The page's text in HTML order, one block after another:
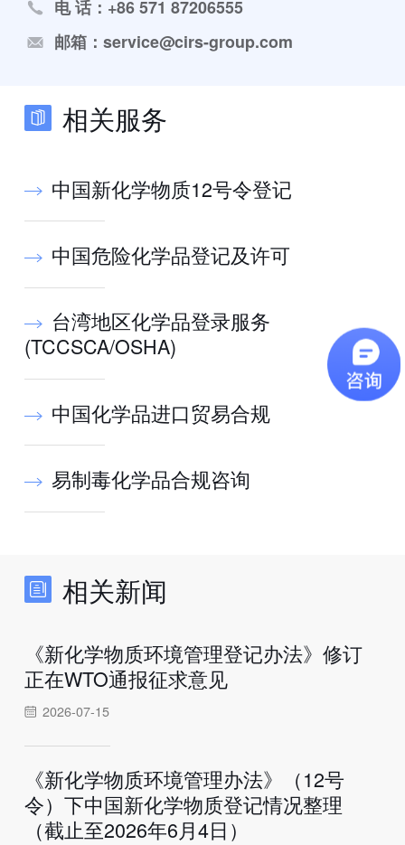
电 话：+86 571 87206555
邮箱：service@cirs-group.com
相关服务
中国新化学物质12号令登记
中国危险化学品登记及许可
台湾地区化学品登录服务
(TCCSCA/OSHA)
中国化学品进口贸易合规
易制毒化学品合规咨询
相关新闻
《新化学物质环境管理登记办法》修订
正在WTO通报征求意见
2026-07-15
《新化学物质环境管理办法》（12号
令）下中国新化学物质登记情况整理
（截止至2026年6月4日）